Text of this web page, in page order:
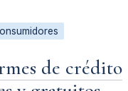
de crédito